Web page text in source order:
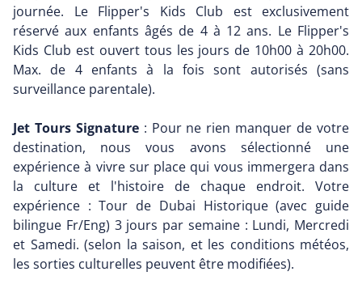
journée. Le Flipper's Kids Club est exclusivement
réservé aux enfants âgés de 4 à 12 ans. Le Flipper's
Kids Club est ouvert tous les jours de 10h00 à 20h00.
Max. de 4 enfants à la fois sont autorisés (sans
surveillance parentale).
Jet Tours Signature: Pour ne rien manquer de votre
destination, nous vous avons sélectionné une
expérience à vivre sur place qui vous immergera dans
la culture et l'histoire de chaque endroit. Votre
expérience : Tour de Dubai Historique (avec guide
bilingue Fr/Eng) 3 jours par semaine : Lundi, Mercredi
et Samedi. (selon la saison, et les conditions météos,
les sorties culturelles peuvent être modifiées).